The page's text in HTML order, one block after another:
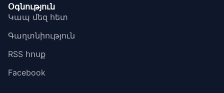
Օգնություն
Կապ մեզ հետ
Գաղտնիություն
RSS հոսք
Facebook